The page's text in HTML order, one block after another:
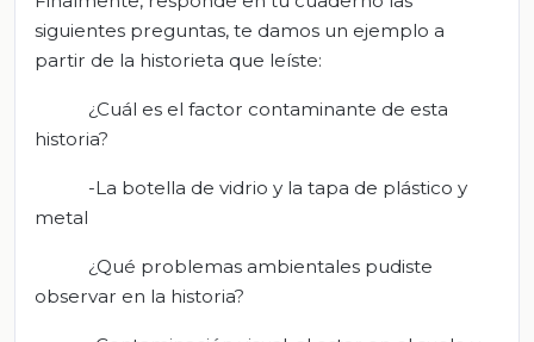
siguientes preguntas, te damos un ejemplo a
partir de la historieta que leíste:
¿Cuál es el factor contaminante de esta
historia?
-La botella de vidrio y la tapa de plástico y
metal
¿Qué problemas ambientales pudiste
observar en la historia?